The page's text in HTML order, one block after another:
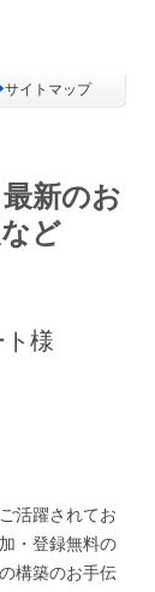
サイトマップ
新のお
ど
ト様
活躍されてお
・登録無料の
構築のお手伝